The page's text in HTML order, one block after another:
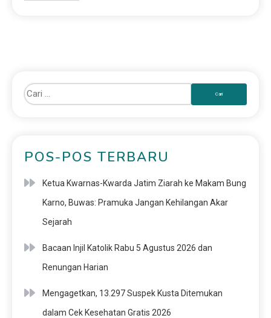
POS-POS TERBARU
Ketua Kwarnas-Kwarda Jatim Ziarah ke Makam Bung
Karno, Buwas: Pramuka Jangan Kehilangan Akar
Sejarah
Bacaan Injil Katolik Rabu 5 Agustus 2026 dan
Renungan Harian
Mengagetkan, 13.297 Suspek Kusta Ditemukan
dalam Cek Kesehatan Gratis 2026